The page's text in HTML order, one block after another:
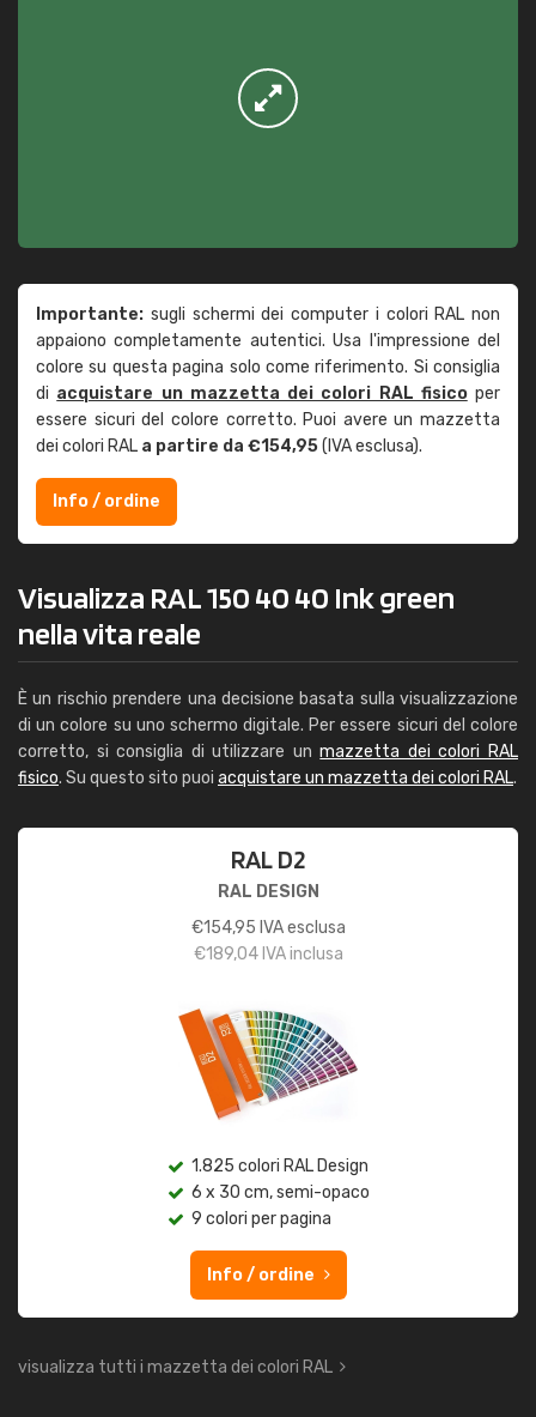
Importante: sugli schermi dei computer i colori RAL non
appaiono completamente autentici. Usa l'impressione del
colore su questa pagina solo come riferimento. Si consiglia
di acquistare un mazzetta dei colori RAL fisicoper
essere sicuri del colore corretto. Puoi avere un mazzetta
dei colori RAL a partire da €154,95(IVA esclusa).
Info / ordine
Visualizza RAL 150 40 40 Ink green
nella vita reale
È un rischio prendere una decisione basata sulla visualizzazione
di un colore su uno schermo digitale. Per essere sicuri del colore
corretto, si consiglia di utilizzare unmazzetta dei colori RAL
fisico. Su questo sito puoi acquistare un mazzetta dei colori RAL.
RAL D2
RAL DESIGN
€154,95 IVA esclusa
€189,04IVA inclusa
1.825 colori RAL Design
6 x 30 cm, semi-opaco
9 colori per pagina
Info / ordine
visualizza tutti i mazzetta dei colori RAL